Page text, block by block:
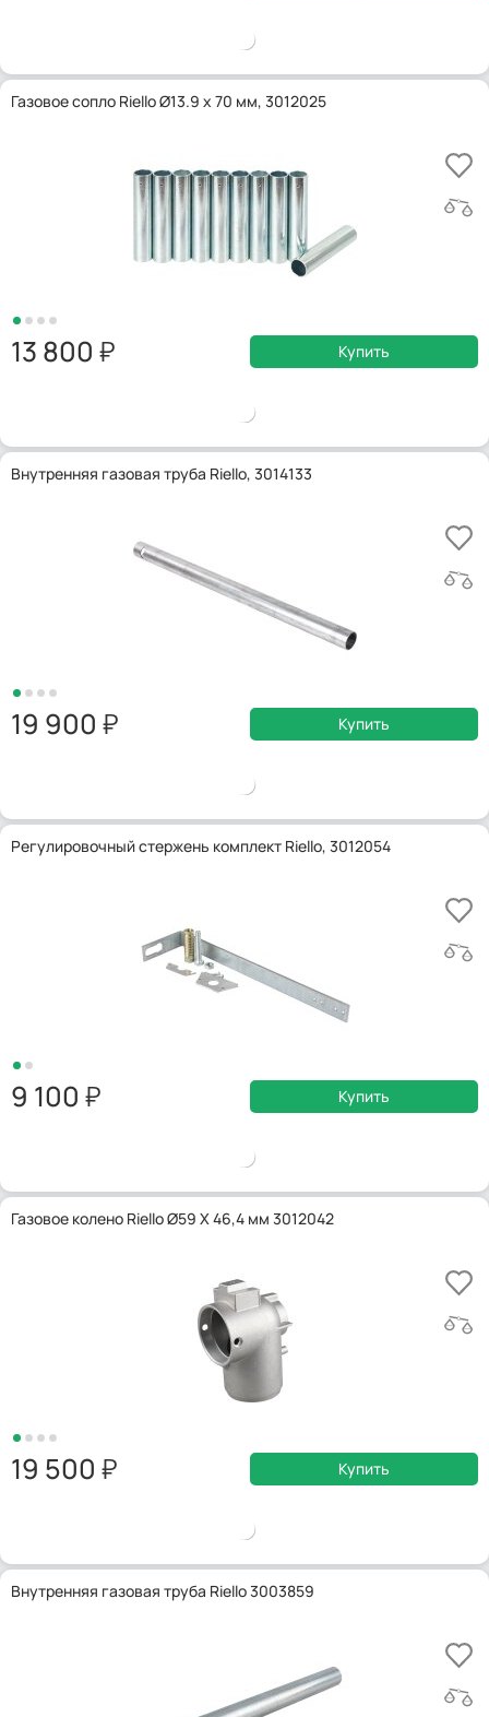
Газовое сопло Riello Ø13.9 x 70 мм, 3012025
13 800 Купить
Внутренняя газовая труба Riello, 3014133
19 900 Купить
Регулировочный стержень комплект Riello, 3012054
9 100 Купить
Газовое колено Riello Ø59 X 46,4 мм 3012042
19 500 Купить
Внутренняя газовая труба Riello 3003859